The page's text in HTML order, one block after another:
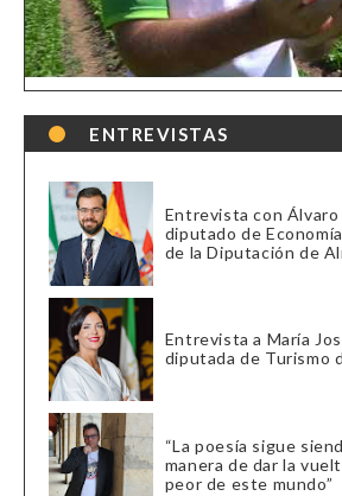
ENTREVISTAS
Entrevista con Álvaro
diputado de
de la Diputación de
Entrevista a María
diputada de Turismo
“La poesía sigue
manera de dar la
peor de este mundo”